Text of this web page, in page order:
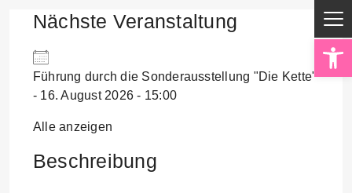
Nächste Veranstaltung
Führung durch die Sonderausstellung "Die Kette"
- 16. August 2026 - 15:00
Alle anzeigen
Beschreibung